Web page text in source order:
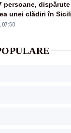
persoane,
unei clădiri în
07:50